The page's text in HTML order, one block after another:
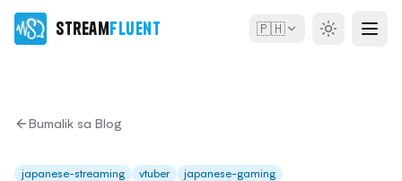
StreamFluent 🇵🇭
Bumalik sa Blog
japanese-streaming vtuber
japanese-gaming